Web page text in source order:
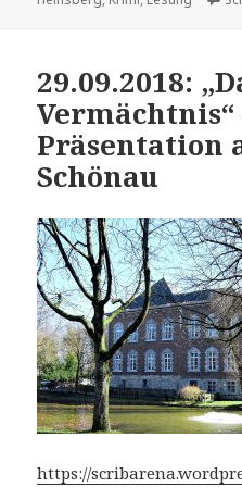
29.09.2018:
Präsentation
Schönau
https://